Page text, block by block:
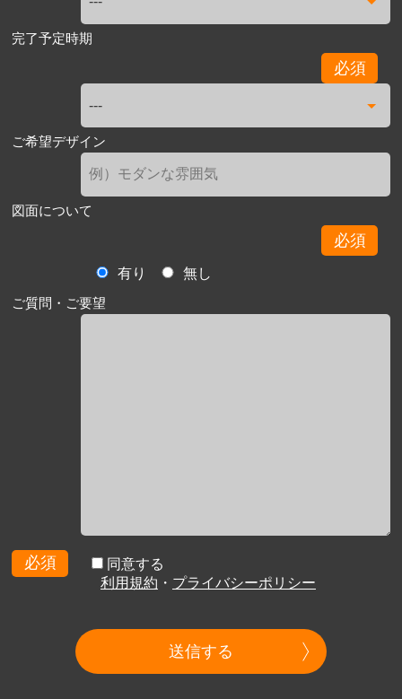
完了予定時期
必須
ご希望デザイン
図面について
必須
有り
無し
ご質問・ご要望
必須
同意する
利用規約 ・ プライバシーポリシー
送信する